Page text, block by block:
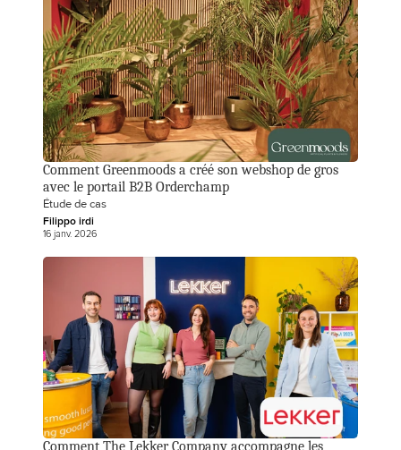
Comment Greenmoods a créé son webshop de gros
avec le portail B2B Orderchamp
Étude de cas
Filippo irdi
16 janv. 2026
Comment The Lekker Company accompagne les